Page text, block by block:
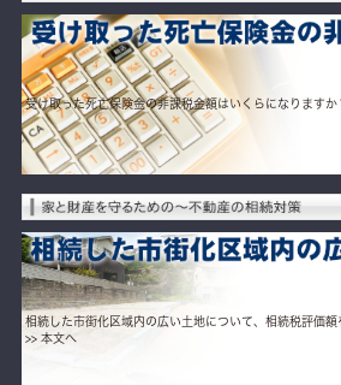
受け取った死亡保険金の非課税金額はいくらになりますか
相続した市街化区域内の広い土地について、相続税評価
>> 本文へ